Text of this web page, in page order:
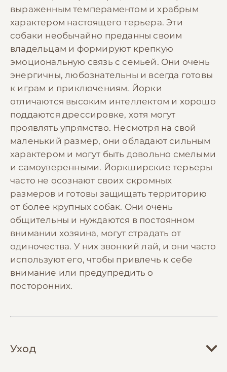
выраженным темпераментом и храбрым
характером настоящего терьера. Эти
собаки необычайно преданны своим
владельцам и формируют крепкую
эмоциональную связь с семьей. Они очень
энергичны, любознательны и всегда готовы
к играм и приключениям. Йорки
отличаются высоким интеллектом и хорошо
поддаются дрессировке, хотя могут
проявлять упрямство. Несмотря на свой
маленький размер, они обладают сильным
характером и могут быть довольно смелыми
и самоуверенными. Йоркширские терьеры
часто не осознают своих скромных
размеров и готовы защищать территорию
от более крупных собак. Они очень
общительны и нуждаются в постоянном
внимании хозяина, могут страдать от
одиночества. У них звонкий лай, и они часто
используют его, чтобы привлечь к себе
внимание или предупредить о
посторонних.
Уход